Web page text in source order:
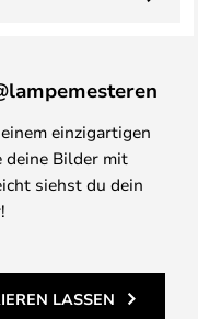
einzigartigen
deine Bilder mit
siehst du dein
LASSEN